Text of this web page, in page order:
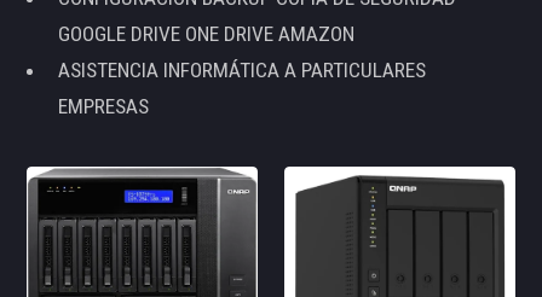
GOOGLE DRIVE ONE DRIVE AMAZON
ASISTENCIA INFORMÁTICA A PARTICULARES
EMPRESAS